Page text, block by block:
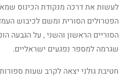
לעשות את דרכה מנקודת הכינוס
הפטרולים הסורית ומשם לכיבוש
הסוריים הראשון והשני , על הגבעה
שגרמה למספר נפגעים ישראליים.
חטיבת גולני יצאה לקרב שעות